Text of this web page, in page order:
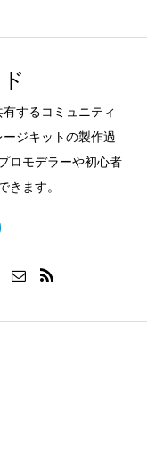
するコミュニティ
ジキットの製作過
ロモデラーや初心者
きます。